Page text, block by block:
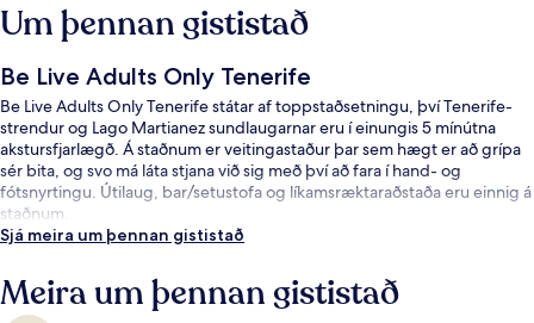
Um þennan gististað
Be Live Adults Only Tenerife
Be Live Adults Only Tenerife státar af toppstaðsetningu, því Tenerife-
strendur og Lago Martianez sundlaugarnar eru í einungis 5 mínútna
akstursfjarlægð. Á staðnum er veitingastaður þar sem hægt er að grípa
sér bita, og svo má láta stjana við sig með því að fara í hand- og
fótsnyrtingu. Útilaug, bar/setustofa og líkamsræktaraðstaða eru einnig á
staðnum.
Sjá meira um þennan gististað
Meira um þennan gististað